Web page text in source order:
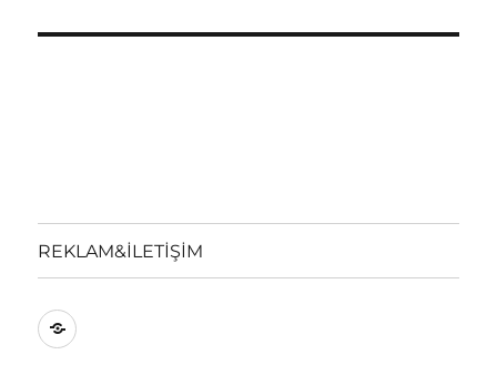
REKLAM&İLETİŞİM
REKLAM&İLETİŞİM